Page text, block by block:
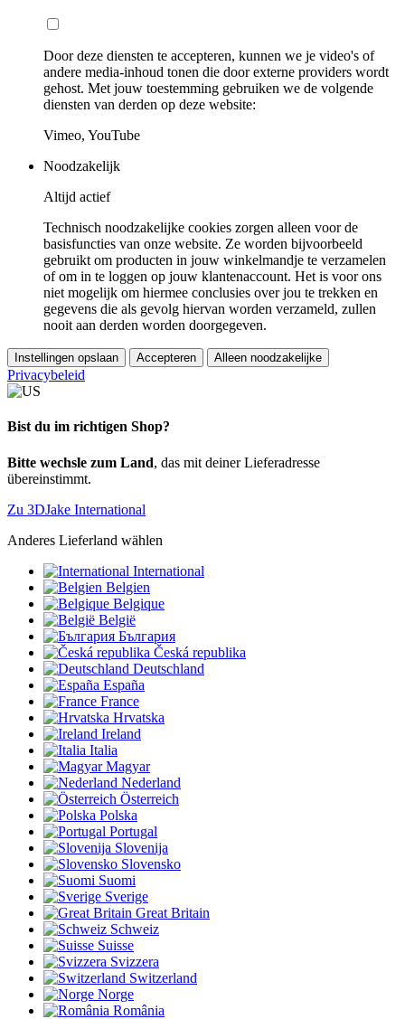
Door deze diensten te accepteren, kunnen we je video's of
andere media-inhoud tonen die door externe providers wordt
gehost. Met jouw toestemming gebruiken we de volgende
diensten van derden op deze website:
Vimeo, YouTube
Noodzakelijk
Altijd actief
Technisch noodzakelijke cookies zorgen alleen voor de
basisfuncties van onze website. Ze worden bijvoorbeeld
gebruikt om producten in jouw winkelmandje te verzamelen
of om in te loggen op jouw klantenaccount. Het is voor ons
niet mogelijk om hiermee conclusies over jou te trekken en
gegevens die als gevolg hiervan worden verzameld, zullen
nooit aan derden worden doorgegeven.
Instellingen opslaan Accepteren Alleen noodzakelijke
Privacybeleid
Bist du im richtigen Shop?
Bitte wechsle zum Land, das mit deiner Lieferadresse
übereinstimmt.
Zu 3DJake International
Anderes Lieferland wählen
International
Belgien
Belgique
België
България
Česká republika
Deutschland
España
France
Hrvatska
Ireland
Italia
Magyar
Nederland
Österreich
Polska
Portugal
Slovenija
Slovensko
Suomi
Sverige
Great Britain
Schweiz
Suisse
Svizzera
Switzerland
Norge
România